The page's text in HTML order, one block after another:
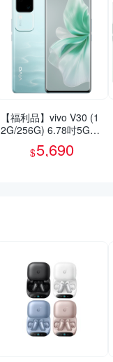
【福利品】vivo V30 (1
2G/256G) 6.78吋5G智
慧型手機(9成新)
$5,690